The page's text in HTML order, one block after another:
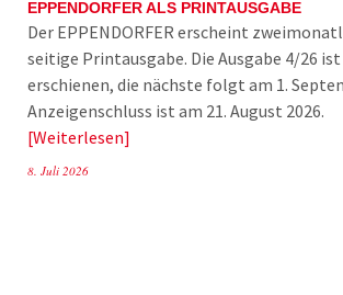
EPPENDORFER ALS PRINTAUSGABE
Der EPPENDORFER erscheint
seitige Printausgabe. Die Ausgabe 4/26
erschienen, die nächste folgt am 1.
Anzeigenschluss ist am 21. August
Weiterlesen
8. Juli 2026